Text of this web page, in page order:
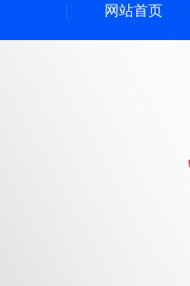
网站首页